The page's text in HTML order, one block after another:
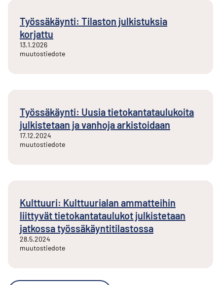
Työssäkäynti: Tilaston julkistuksia
korjattu
13.1.2026
muutostiedote
Työssäkäynti: Uusia tietokantataulukoita
julkistetaan ja vanhoja arkistoidaan
17.12.2024
muutostiedote
Kulttuuri: Kulttuurialan ammatteihin
liittyvät tietokantataulukot julkistetaan
jatkossa työssäkäyntitilastossa
28.5.2024
muutostiedote